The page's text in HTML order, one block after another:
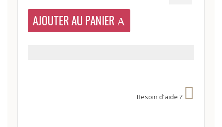
AJOUTER AU PANIER
Besoin d'aide ?